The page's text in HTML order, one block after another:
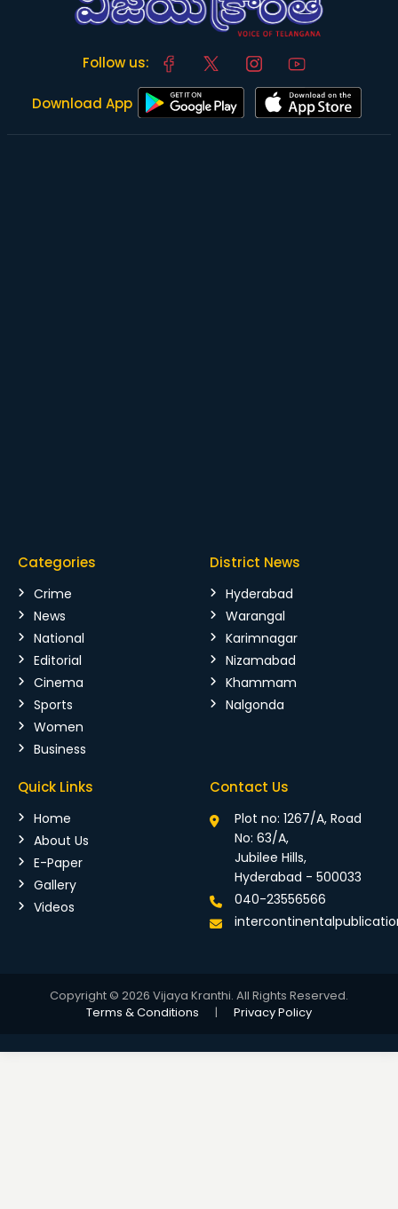
Follow us:
Download App
Categories
Crime
News
National
Editorial
Cinema
Sports
Women
Business
District News
Hyderabad
Warangal
Karimnagar
Nizamabad
Khammam
Nalgonda
Quick Links
Home
About Us
E-Paper
Gallery
Videos
Contact Us
Plot no: 1267/A, Road
No: 63/A,
Jubilee Hills,
Hyderabad - 500033
040-23556566
Copyright © 2026 Vijaya Kranthi. All Rights Reserved.
Terms & Conditions
| Privacy Policy